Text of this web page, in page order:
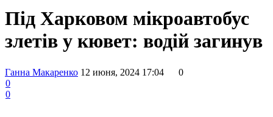
Під Харковом мікроавтобус
злетів у кювет: водій загинув
Ганна Макаренко 12 июня, 2024 17:04
0
0
0